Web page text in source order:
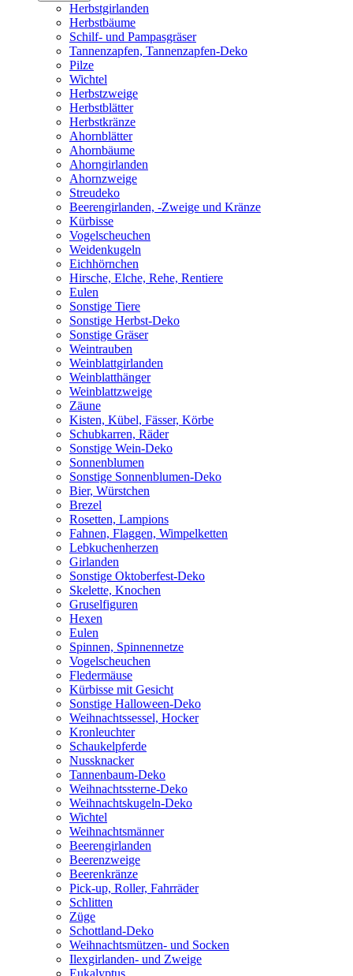
Herbstgirlanden
Herbstbäume
Schilf- und Pampasgräser
Tannenzapfen, Tannenzapfen-Deko
Pilze
Wichtel
Herbstzweige
Herbstblätter
Herbstkränze
Ahornblätter
Ahornbäume
Ahorngirlanden
Ahornzweige
Streudeko
Beerengirlanden, -Zweige und Kränze
Kürbisse
Vogelscheuchen
Weidenkugeln
Eichhörnchen
Hirsche, Elche, Rehe, Rentiere
Eulen
Sonstige Tiere
Sonstige Herbst-Deko
Sonstige Gräser
Weintrauben
Weinblattgirlanden
Weinblatthänger
Weinblattzweige
Zäune
Kisten, Kübel, Fässer, Körbe
Schubkarren, Räder
Sonstige Wein-Deko
Sonnenblumen
Sonstige Sonnenblumen-Deko
Bier, Würstchen
Brezel
Rosetten, Lampions
Fahnen, Flaggen, Wimpelketten
Lebkuchenherzen
Girlanden
Sonstige Oktoberfest-Deko
Skelette, Knochen
Gruselfiguren
Hexen
Eulen
Spinnen, Spinnennetze
Vogelscheuchen
Fledermäuse
Kürbisse mit Gesicht
Sonstige Halloween-Deko
Weihnachtssessel, Hocker
Kronleuchter
Schaukelpferde
Nussknacker
Tannenbaum-Deko
Weihnachtssterne-Deko
Weihnachtskugeln-Deko
Wichtel
Weihnachtsmänner
Beerengirlanden
Beerenzweige
Beerenkränze
Pick-up, Roller, Fahrräder
Schlitten
Züge
Schottland-Deko
Weihnachtsmützen- und Socken
Ilexgirlanden- und Zweige
Eukalyptus